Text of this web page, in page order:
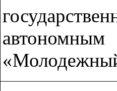
автономным